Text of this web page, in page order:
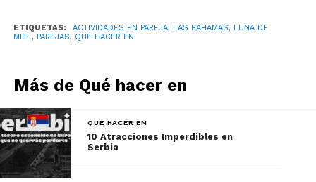
El archipiélago de Las Bahamas cuenta con 32
parques nacionales, específicamente se
ETIQUETAS: ACTIVIDADES EN PAREJA, LAS BAHAMAS, LUNA DE
MIEL, PAREJAS, QUE HACER EN
Más de Qué hacer en
QUÉ HACER EN
10 Atracciones Imperdibles en
Serbia